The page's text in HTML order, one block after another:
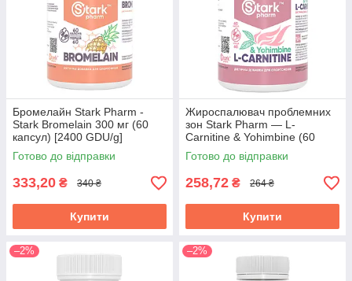
Бромелайн Stark Pharm -
Stark Bromelain 300 мг (60
капсул) [2400 GDU/g]
Готово до відправки
333,20 ₴ 340 ₴
Купити
Жироспалювач проблемних
зон Stark Pharm — L-
Carnitine & Yohimbine (60
капсул)
Готово до відправки
258,72 ₴ 264 ₴
Купити
–2% –2%